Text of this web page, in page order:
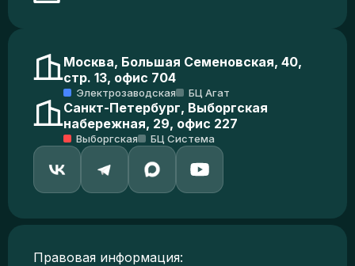
Москва, Большая Семеновская, 40,
стр. 13, офис 704
Электрозаводская БЦ Агат
Санкт-Петербург, Выборгская
набережная, 29, офис 227
Выборгская БЦ Система
Правовая информация: